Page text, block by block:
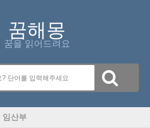
꿈해몽
꿈을 읽어드려요
임산부